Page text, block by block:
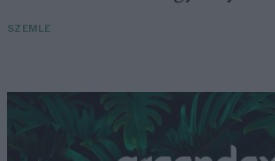
SZEMLE